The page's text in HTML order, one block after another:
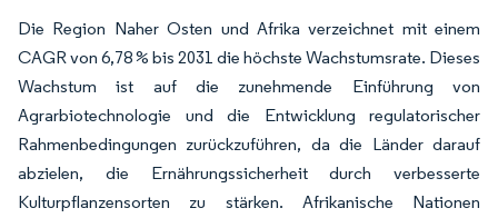
Die Region Naher Osten und Afrika verzeichnet mit einem
CAGR von 6,78 % bis 2031 die höchste Wachstumsrate. Dieses
Wachstum ist auf die zunehmende Einführung von
Agrarbiotechnologie und die Entwicklung regulatorischer
Rahmenbedingungen zurückzuführen, da die Länder darauf
abzielen, die Ernährungssicherheit durch verbesserte
Kulturpflanzensorten zu stärken. Afrikanische Nationen